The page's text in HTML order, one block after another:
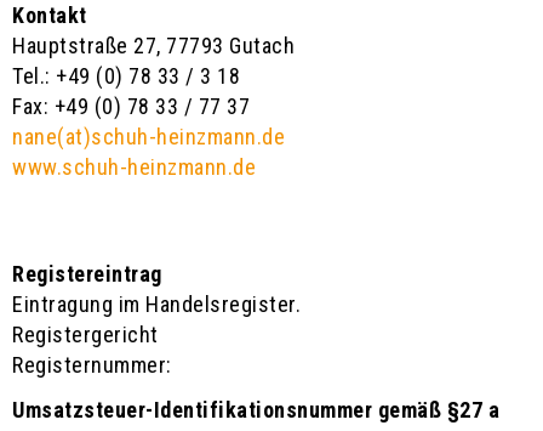
Kontakt
Hauptstraße 27, 77793 Gutach
Tel.: +49 (0) 78 33 / 3 18
Fax: +49 (0) 78 33 / 77 37
nane(at)schuh-heinzmann.de
www.schuh-heinzmann.de
Registereintrag
Eintragung im Handelsregister.
Registergericht
Registernummer:
Umsatzsteuer-Identifikationsnummer gemäß §27 a